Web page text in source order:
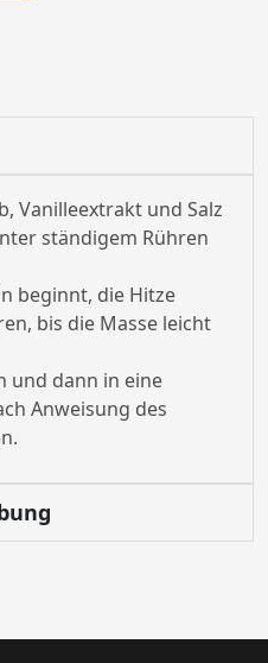
Vanilleextrakt und Salz
ständigem Rühren
beginnt, die Hitze
bis die Masse leicht
und dann in eine
Anweisung des